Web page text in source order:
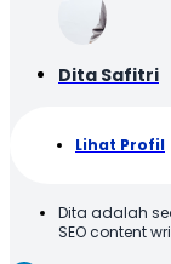
Dita Safitri
Lihat Profil
Dita adalah
SEO content